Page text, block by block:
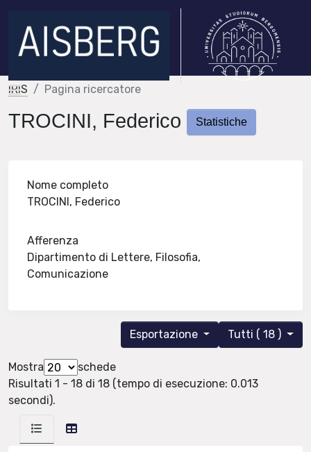
IRIS Pagina ricercatore
TROCINI, Federico Statistiche
Nome completo
TROCINI, Federico
Afferenza
Dipartimento di Lettere, Filosofia,
Comunicazione
Tutti ( 18 )
Esportazione
Mostra
schede
Risultati 1 - 18 di 18 (tempo di esecuzione: 0.013
secondi).